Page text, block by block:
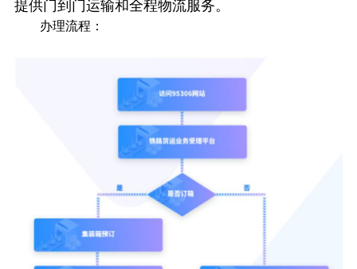
提供门到门运输和全程物流服务。
办理流程：